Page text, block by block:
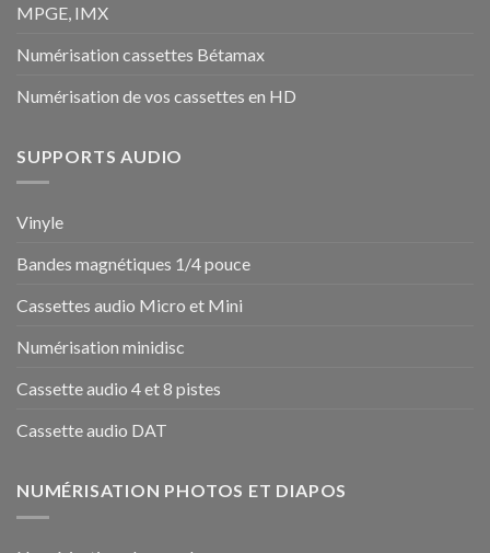
MPGE, IMX
Numérisation cassettes Bétamax
Numérisation de vos cassettes en HD
SUPPORTS AUDIO
Vinyle
Bandes magnétiques 1/4 pouce
Cassettes audio Micro et Mini
Numérisation minidisc
Cassette audio 4 et 8 pistes
Cassette audio DAT
NUMÉRISATION PHOTOS ET DIAPOS